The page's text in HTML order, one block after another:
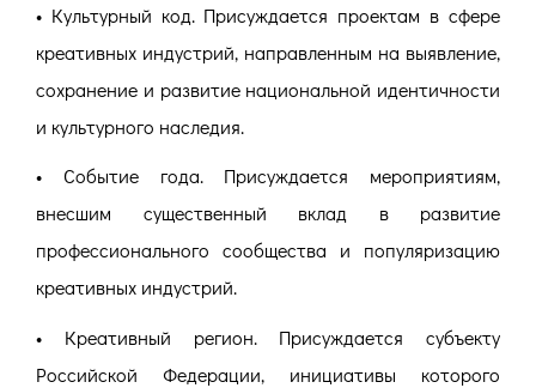
• Культурный код. Присуждается проектам в сфере
креативных индустрий, направленным на выявление,
сохранение и развитие национальной идентичности
и культурного наследия.
• Событие года. Присуждается мероприятиям,
внесшим существенный вклад в развитие
профессионального сообщества и популяризацию
креативных индустрий.
• Креативный регион. Присуждается субъекту
Российской Федерации, инициативы которого